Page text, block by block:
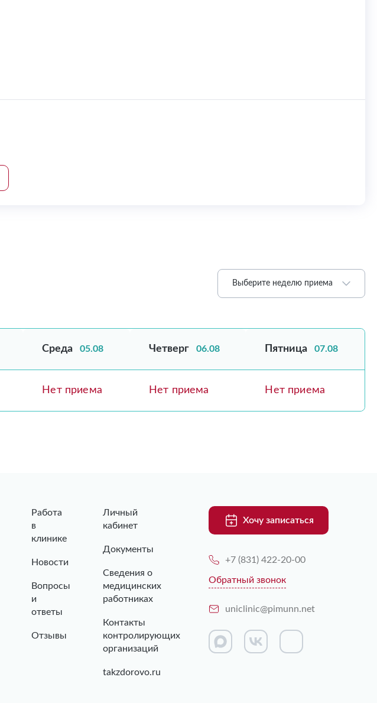
Выберите неделю приема
Среда 05.08
Нет приема
Четверг 06.08
Нет приема
Пятница 07.08
Нет приема
Работа
в
клинике
Новости
Вопросы
и
ответы
Отзывы
Личный
кабинет
Документы
Сведения о
медицинских
работниках
Контакты
контролирующих
организаций
takzdorovo.ru
Хочу записаться
+7 (831) 422-20-00
Обратный звонок
uniclinic@pimunn.net